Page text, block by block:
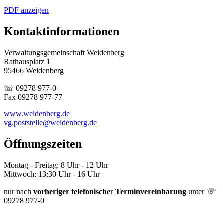
PDF anzeigen
Kontaktinformationen
Verwaltungsgemeinschaft Weidenberg
Rathausplatz 1
95466 Weidenberg
☏ 09278 977-0
Fax 09278 977-77
www.weidenberg.de
vg.poststelle@weidenberg.de
Öffnungszeiten
Montag - Freitag: 8 Uhr - 12 Uhr
Mittwoch: 13:30 Uhr - 16 Uhr
nur nach vorheriger telefonischer Terminvereinbarung unter ☏
09278 977-0